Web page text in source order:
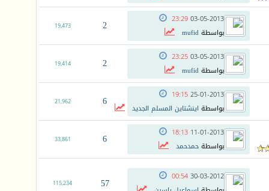
03-05-2013
23:29
بواسطةmufid
2
19,473
03-05-2013
23:25
بواسطةmufid
2
19,414
25-01-2013
19:15
بواسطة اينشتاين المسلم الجديد 6
21,962
11-01-2013
18:13
بواسطةحمدحمد 6
33,861
30-03-2012
00:54
57
115,234